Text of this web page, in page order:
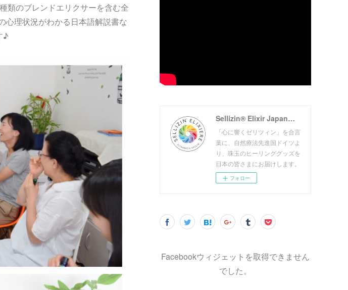
類のブレンドエリクサーを含む全
心理状況がわかる日本語解説書な
♪
Sellizin® Elixir Japan（ゼリツィン®エリクサージャパン公式サイト）
「心に響くゼリツィン」を合言
葉に、自然療法先進国ドイツよ
り、珠玉のヒーリンググッズを
日本の皆さまにお届けします。
フォロー
Facebookウィジェットを取得できません
でした。